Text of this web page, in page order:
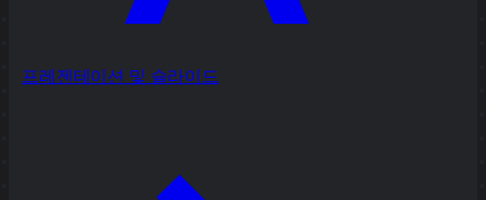
프레젠테이션 및 슬라이드